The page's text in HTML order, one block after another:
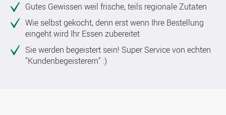
Gutes Gewissen weil frische, teils regionale Zutaten
Wie selbst gekocht, denn erst wenn Ihre Bestellung
eingeht wird Ihr Essen zubereitet
Sie werden begeistert sein! Super Service von echten
"Kundenbegeisterern" :)